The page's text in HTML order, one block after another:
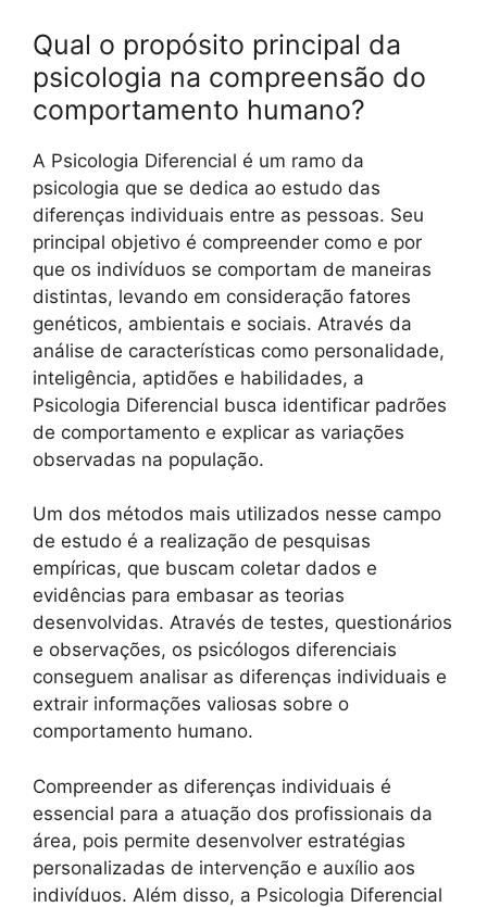
Qual o propósito principal da
psicologia na compreensão do
comportamento humano?
A Psicologia Diferencial é um ramo da
psicologia que se dedica ao estudo das
diferenças individuais entre as pessoas. Seu
principal objetivo é compreender como e por
que os indivíduos se comportam de maneiras
distintas, levando em consideração fatores
genéticos, ambientais e sociais. Através da
análise de características como personalidade,
inteligência, aptidões e habilidades, a
Psicologia Diferencial busca identificar padrões
de comportamento e explicar as variações
observadas na população.
Um dos métodos mais utilizados nesse campo
de estudo é a realização de pesquisas
empíricas, que buscam coletar dados e
evidências para embasar as teorias
desenvolvidas. Através de testes, questionários
e observações, os psicólogos diferenciais
conseguem analisar as diferenças individuais e
extrair informações valiosas sobre o
comportamento humano.
Compreender as diferenças individuais é
essencial para a atuação dos profissionais da
área, pois permite desenvolver estratégias
personalizadas de intervenção e auxílio aos
indivíduos. Além disso, a Psicologia Diferencial